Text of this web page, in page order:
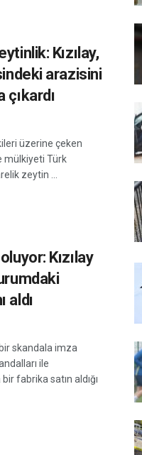
Kızılay,
arazisini
çıkardı
üzerine çeken
mülkiyeti Türk
zeytin ...
Kızılay
aldı
skandala imza
ile
fabrika satın aldığı